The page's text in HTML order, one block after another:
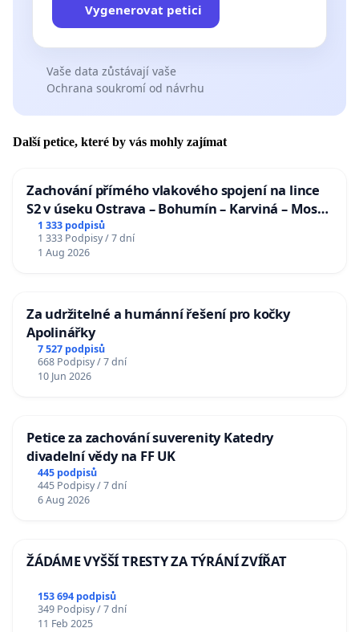
Vygenerovat petici
Vaše data zůstávají vaše
Ochrana soukromí od návrhu
Další petice, které by vás mohly zajímat
Zachování přímého vlakového spojení na lince
S2 v úseku Ostrava – Bohumín – Karviná – Mosty
u Jablunkova
1 333 podpisů
1 333 Podpisy / 7 dní
1 Aug 2026
Za udržitelné a humánní řešení pro kočky
Apolinářky
7 527 podpisů
668 Podpisy / 7 dní
10 Jun 2026
Petice za zachování suverenity Katedry
divadelní vědy na FF UK
445 podpisů
445 Podpisy / 7 dní
6 Aug 2026
ŽÁDÁME VYŠŠÍ TRESTY ZA TÝRÁNÍ ZVÍŘAT
153 694 podpisů
349 Podpisy / 7 dní
11 Feb 2025